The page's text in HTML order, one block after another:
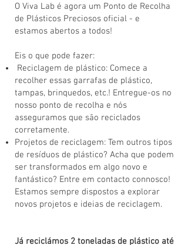
O Viva Lab é agora um Ponto de Recolha
de Plásticos Preciosos oficial - e
estamos abertos a todos!
Eis o que pode fazer:
Reciclagem de plástico: Comece a
recolher essas garrafas de plástico,
tampas, brinquedos, etc.! Entregue-os no
nosso ponto de recolha e nós
asseguramos que são reciclados
corretamente.
Projetos de reciclagem: Tem outros tipos
de resíduos de plástico? Acha que podem
ser transformados em algo novo e
fantástico? Entre em contacto connosco!
Estamos sempre dispostos a explorar
novos projetos e ideias de reciclagem.
Já reciclámos 2 toneladas de plástico até